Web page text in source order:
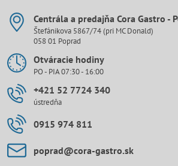
Centrála a predajňa Cora Gastro -
Štefánikova 5867/74 (pri MC Donald)
058 01 Poprad
Otváracie hodiny
PO - PIA 07:30 - 16:00
+421 52 7724 340
ústredňa
0915 974 811
poprad​@cora-gastro​.sk